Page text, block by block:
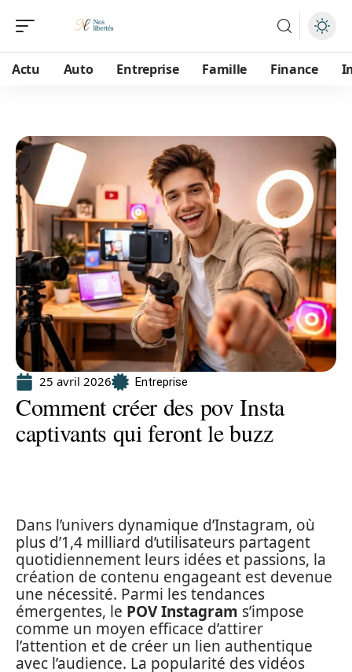
Actu Auto Entreprise Famille Finance
25 avril 2026 Entreprise
Comment créer des pov Insta
captivants qui feront le buzz
Dans l’univers dynamique d’Instagram, où
plus d’1,4 milliard d’utilisateurs partagent
quotidiennement leurs idées et passions, la
création de contenu engageant est devenue
une nécessité. Parmi les tendances
émergentes, le POV Instagram s’impose
comme un moyen efficace d’attirer
l’attention et de créer un lien authentique
avec l’audience. La popularité des vidéos